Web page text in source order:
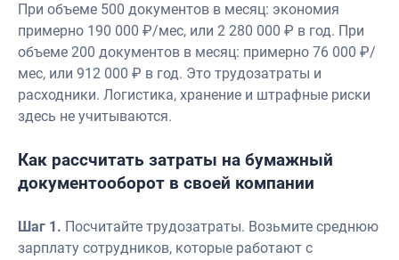
При объеме 500 документов в месяц: экономия
примерно 190 000 ₽/мес, или 2 280 000 ₽ в год. При
объеме 200 документов в месяц: примерно 76 000 ₽/
мес, или 912 000 ₽ в год. Это трудозатраты и
расходники. Логистика, хранение и штрафные риски
здесь не учитываются.
Как рассчитать затраты на бумажный
документооборот в своей компании
Шаг 1. Посчитайте трудозатраты. Возьмите среднюю
зарплату сотрудников, которые работают с